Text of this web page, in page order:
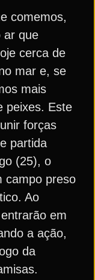
comemos,
ar que
cerca de
mar e, se
mais
peixes. Este
forças
partida
(25), o
campo preso
Ao
em
a ação,
da